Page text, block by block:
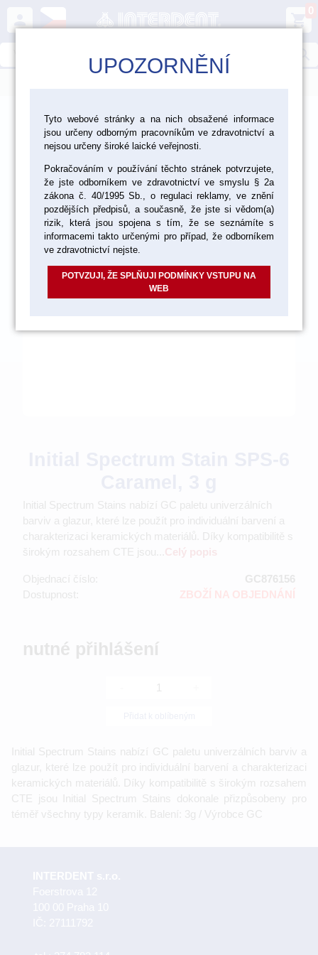
person shopping_cart
0
> Laboratoř > Materiály pro fazetování a inleje >
Keramika GC > GC Initial IQ > Tekutiny a ostatní materiály
Initial Spectrum Stains nabízí GC paletu univerzálních
barviv a glazur, které lze použít pro individuální barvení a
charakterizaci keramických materiálů. Díky kompatibilitě s
širokým rozsahem CTE jsou...
Objednací číslo:
GC876156
Dostupnost:
ZBOŽÍ NA OBJEDNÁNÍ
nutné přihlášení
Initial Spectrum Stains nabízí GC paletu univerzálních barviv a
glazur, které lze použít pro individuální barvení a charakterizaci
keramických materiálů. Díky kompatibilitě s širokým rozsahem
CTE jsou Initial Spectrum Stains dokonale přizpůsobeny pro
téměř všechny typy keramik. Balení: 3g / Výrobce GC
UPOZORNĚNÍ
Tyto webové stránky a na nich obsažené informace
jsou určeny odborným pracovníkům ve zdravotnictví a
nejsou určeny široké laické veřejnosti.
Pokračováním v používání těchto stránek potvrzujete,
že jste odborníkem ve zdravotnictví ve smyslu § 2a
zákona č. 40/1995 Sb., o regulaci reklamy, ve znění
pozdějších předpisů, a současně, že jste si vědom(a)
rizik, která jsou spojena s tím, že se seznámíte s
informacemi takto určenými pro případ, že odborníkem
ve zdravotnictví nejste.
POTVZUJI, ŽE SPLŇUJI PODMÍNKY VSTUPU NA
WEB